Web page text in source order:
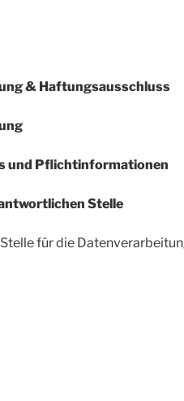
& Haftungsausschluss
und Pflichtinformationen
Stelle
für die